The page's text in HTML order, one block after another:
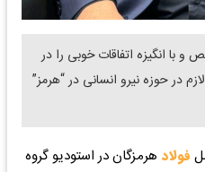
با انگیزه اتفاقات خوبی را در
در حوزه نیرو انسانی در “هرمز”
فولاد هرمزگان در استودیو گروه